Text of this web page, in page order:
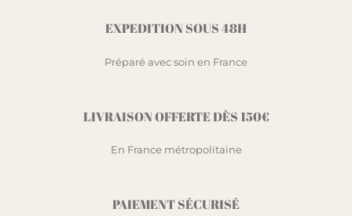
EXPEDITION SOUS 48H
Préparé avec soin en France
LIVRAISON OFFERTE DÈS 150€
En France métropolitaine
PAIEMENT SÉCURISÉ